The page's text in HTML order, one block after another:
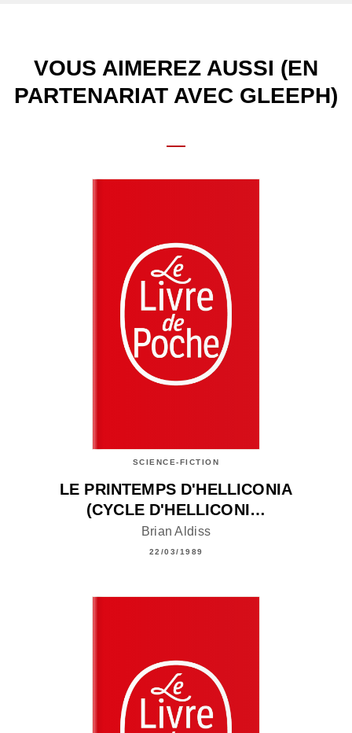
VOUS AIMEREZ AUSSI (EN
PARTENARIAT AVEC GLEEPH)
SCIENCE-FICTION
LE PRINTEMPS D'HELLICONIA
(CYCLE D'HELLICONI…
Brian Aldiss
22/03/1989